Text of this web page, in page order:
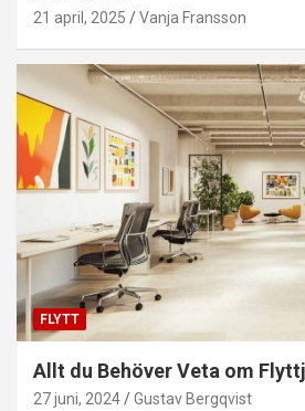
21 april, 2025 Vanja Fransson
FLYTT
Allt du Behöver Veta om
27 juni, 2024 Gustav Bergqvist